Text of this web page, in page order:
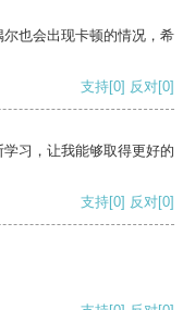
也会出现卡顿的情况，希
支持[0] 反对[0]
习，让我能够取得更好的
支持[0] 反对[0]